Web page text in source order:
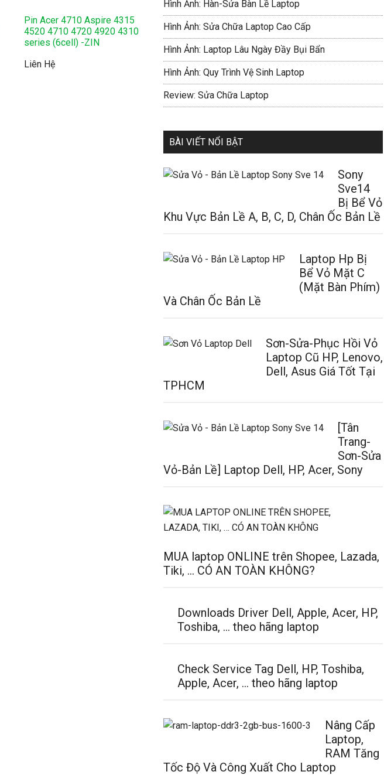
Pin Acer 4710 Aspire 4315
4520 4710 4720 4920 4310
series (6cell) -ZIN
Liên Hệ
Hình Ảnh: Hàn-Sửa Bàn Lề Laptop
Hình Ảnh: Sửa Chữa Laptop Cao Cấp
Hình Ảnh: Laptop Lâu Ngày Đầy Bụi Bẩn
Hình Ảnh: Quy Trình Vệ Sinh Laptop
Review: Sửa Chữa Laptop
BÀI VIẾT NỔI BẬT
Sony
Sve14
Bị Bể Vỏ
Khu Vực Bản Lề A, B, C, D, Chân Ốc Bản Lề
Laptop Hp Bị
Bể Vỏ Mặt C
(Mặt Bàn Phím)
Và Chân Ốc Bản Lề
Sơn-Sửa-Phục Hồi Vỏ
Laptop Cũ HP, Lenovo,
Dell, Asus Giá Tốt Tại
TPHCM
[Tân
Trang-
Sơn-Sửa
Vỏ-Bản Lề] Laptop Dell, HP, Acer, Sony
MUA laptop ONLINE trên Shopee, Lazada,
Tiki, … CÓ AN TOÀN KHÔNG?
Downloads Driver Dell, Apple, Acer, HP,
Toshiba, … theo hãng laptop
Check Service Tag Dell, HP, Toshiba,
Apple, Acer, … theo hãng laptop
Nâng Cấp
Laptop,
RAM Tăng
Tốc Độ Và Công Xuất Cho Laptop